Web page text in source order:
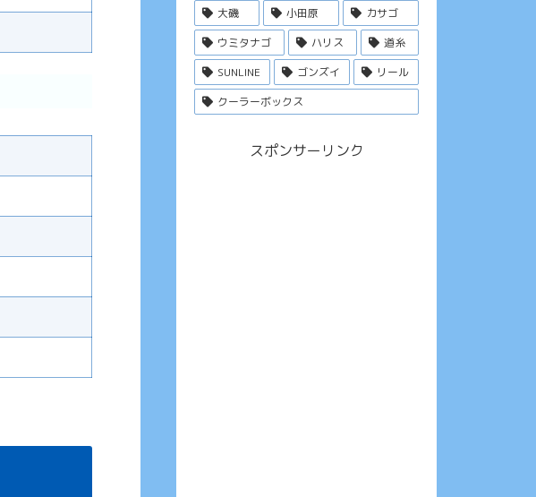
大磯
小田原
カサゴ
ウミタナゴ
ハリス
道糸
SUNLINE
ゴンズイ
リール
クーラーボックス
スポンサーリンク